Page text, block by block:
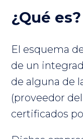
¿Qué es?
El esquema
de un
de alguna de
(proveedor
certificados